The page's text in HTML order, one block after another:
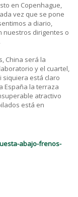
en Copenhague,
vez que se pone
a diario,
nuestros dirigentes o
China será la
y el cuartel,
siquiera está claro
España la terraza
atractivo
está en
abajo-frenos-